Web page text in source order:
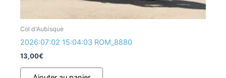
Col d'Aubisque
2026:07:02 15:04:03 ROM_8880
13,00€